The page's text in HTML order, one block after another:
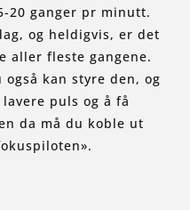
20 ganger pr minutt.
og heldigvis, er det
aller fleste gangene.
kan styre den, og
puls og å få
da må du koble ut